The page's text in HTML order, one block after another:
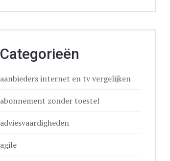
Categorieën
aanbieders internet en tv vergelijken
abonnement zonder toestel
adviesvaardigheden
agile